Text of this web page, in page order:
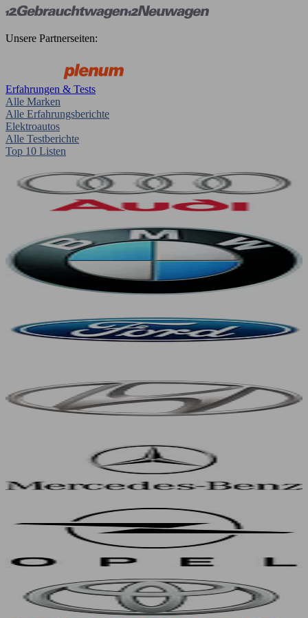
Unsere Partnerseiten:
Erfahrungen & Tests
Alle Marken
Alle Erfahrungsberichte
Elektroautos
Alle Testberichte
Top 10 Listen